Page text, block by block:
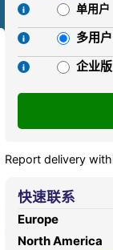
单用户
多用户
企业版
Report delivery
快速联系
Europe
North America